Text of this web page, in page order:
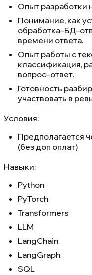
Опыт разработки
Понимание, как
времени ответа.
Опыт работы с
классификация,
вопрос–ответ.
Готовность
участвовать в
Условия:
Предполагается
(без доп оплат)
Навыки:
Python
PyTorch
Transformers
LLM
LangChain
LangGraph
SQL